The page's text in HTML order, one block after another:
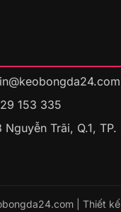
153 335
Nguyễn Trãi, Q.1,
| Thiết